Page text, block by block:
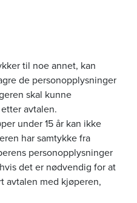
til noe annet, kan
de personopplysninger
skal kunne
avtalen.
under 15 år kan ikke
har samtykke fra
personopplysninger
det er nødvendig for at
avtalen med kjøperen,